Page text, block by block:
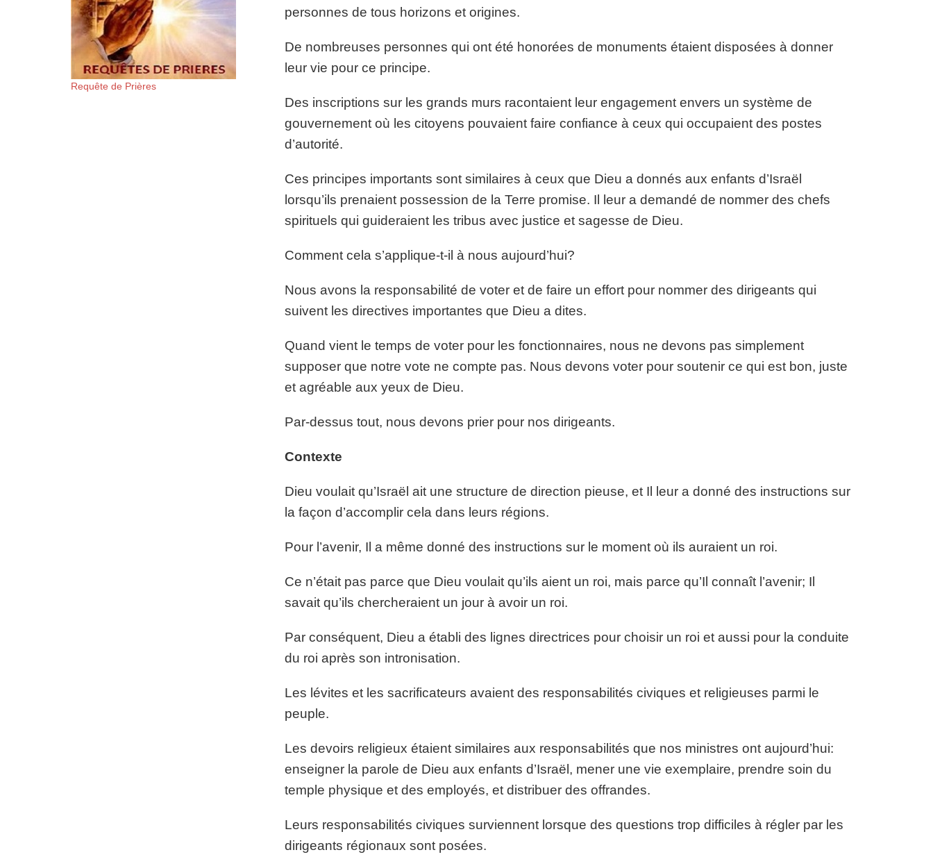
Requête de Prières
personnes de tous horizons et origines.
De nombreuses personnes qui ont été honorées de monuments étaient disposées à donner
leur vie pour ce principe.
Des inscriptions sur les grands murs racontaient leur engagement envers un système de
gouvernement où les citoyens pouvaient faire confiance à ceux qui occupaient des postes
d’autorité.
Ces principes importants sont similaires à ceux que Dieu a donnés aux enfants d’Israël
lorsqu’ils prenaient possession de la Terre promise. Il leur a demandé de nommer des chefs
spirituels qui guideraient les tribus avec justice et sagesse de Dieu.
Comment cela s’applique-t-il à nous aujourd’hui?
Nous avons la responsabilité de voter et de faire un effort pour nommer des dirigeants qui
suivent les directives importantes que Dieu a dites.
Quand vient le temps de voter pour les fonctionnaires, nous ne devons pas simplement
supposer que notre vote ne compte pas. Nous devons voter pour soutenir ce qui est bon, juste
et agréable aux yeux de Dieu.
Par-dessus tout, nous devons prier pour nos dirigeants.
Contexte
Dieu voulait qu’Israël ait une structure de direction pieuse, et Il leur a donné des instructions sur
la façon d’accomplir cela dans leurs régions.
Pour l’avenir, Il a même donné des instructions sur le moment où ils auraient un roi.
Ce n’était pas parce que Dieu voulait qu’ils aient un roi, mais parce qu’Il connaît l’avenir; Il
savait qu’ils chercheraient un jour à avoir un roi.
Par conséquent, Dieu a établi des lignes directrices pour choisir un roi et aussi pour la conduite
du roi après son intronisation.
Les lévites et les sacrificateurs avaient des responsabilités civiques et religieuses parmi le
peuple.
Les devoirs religieux étaient similaires aux responsabilités que nos ministres ont aujourd’hui:
enseigner la parole de Dieu aux enfants d’Israël, mener une vie exemplaire, prendre soin du
temple physique et des employés, et distribuer des offrandes.
Leurs responsabilités civiques surviennent lorsque des questions trop difficiles à régler par les
dirigeants régionaux sont posées.